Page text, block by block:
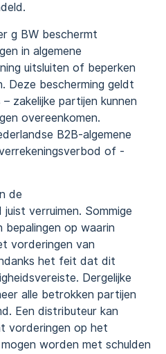
g BW beschermt
in algemene
uitsluiten of beperken
Deze bescherming geldt
zakelijke partijen kunnen
overeenkomen.
B2B-algemene
of -
de
verruimen. Sommige
op waarin
vorderingen van
het feit dat dit
Dergelijke
alle betrokken partijen
Een distributeur kan
vorderingen op het
worden met schulden